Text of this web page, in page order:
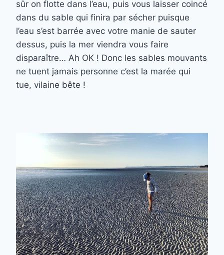
sûr on flotte dans l’eau, puis vous laisser coincé
dans du sable qui finira par sécher puisque
l’eau s’est barrée avec votre manie de sauter
dessus, puis la mer viendra vous faire
disparaître… Ah OK ! Donc les sables mouvants
ne tuent jamais personne c’est la marée qui
tue, vilaine bête !